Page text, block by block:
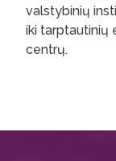
valstybinių
iki tarptautinių
centrų.